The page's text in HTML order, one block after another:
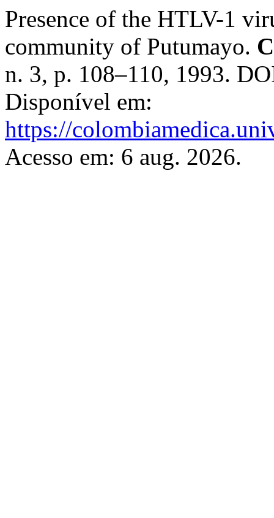
Presence of the HTLV-1
community of Putumayo.
n. 3, p. 108–110, 1993.
Disponível em:
https://
Acesso em: 6 aug. 2026.